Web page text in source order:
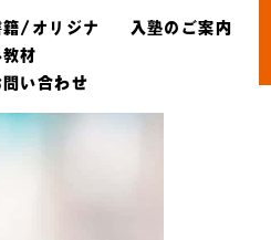
籍/オリジナ
教材
入塾のご案内
問い合わせ